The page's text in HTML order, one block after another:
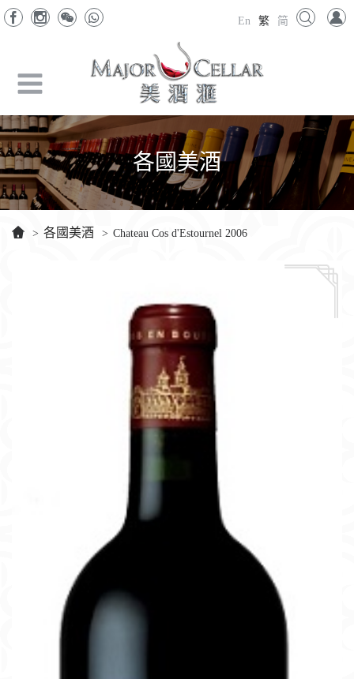
En 繁 简
各國美酒
> 各國美酒 > Chateau Cos d'Estournel 2006